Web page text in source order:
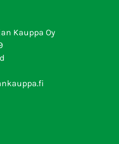
Kauppa Oy